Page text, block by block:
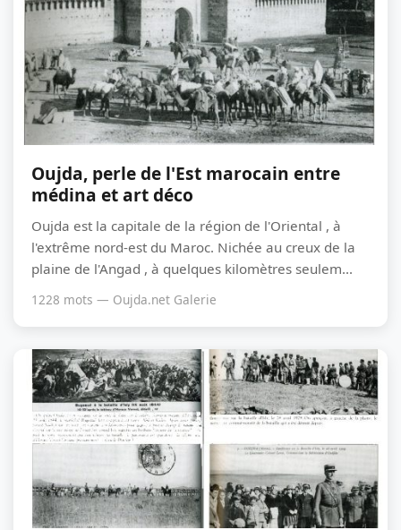
Oujda, perle de l'Est marocain entre
médina et art déco
Oujda est la capitale de la région de l'Oriental , à
l'extrême nord-est du Maroc. Nichée au creux de la
plaine de l'Angad , à quelques kilomètres seulem...
1228 mots — Oujda.net Galerie